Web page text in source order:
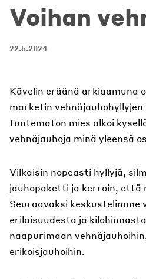
Voihan
22.5.2024
Kävelin eräänä arkiaamuna
marketin
tuntematon mies alkoi
vehnäjauhoja minä yleensä
Vilkaisin nopeasti hyllyjä,
jauhopaketti ja kerroin, että
Seuraavaksi keskustelimme
erilaisuudesta ja
naapurimaan
erikoisjauhoihin.